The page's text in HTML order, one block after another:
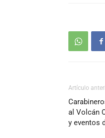
Artículo
al Volcán
y eventos